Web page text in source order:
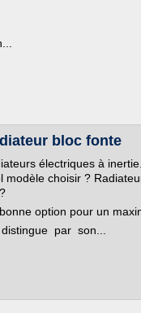
bloc fonte
électriques à
choisir ?
option pour un
par son...